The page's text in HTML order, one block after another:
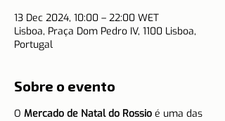
13 Dec 2024, 10:00 – 22:00 WET
Lisboa, Praça Dom Pedro IV, 1100 Lisboa,
Portugal
Sobre o evento
O Mercado de Natal do Rossio é uma das